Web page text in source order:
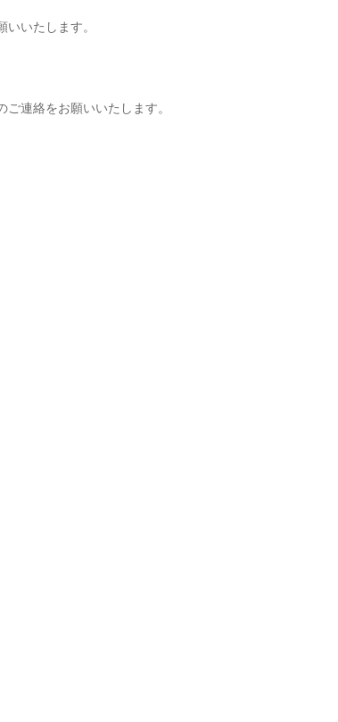
いたします。
連絡をお願いいたします。